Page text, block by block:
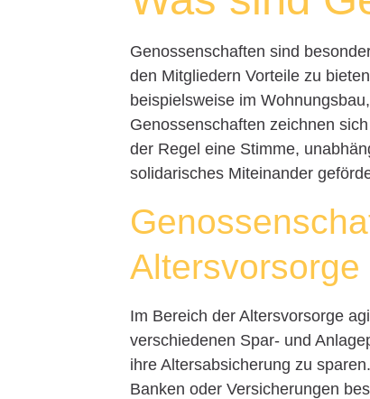
Genossenschaften sind
den Mitgliedern Vorteile zu
beispielsweise im
Genossenschaften zeichnen
der Regel eine Stimme,
solidarisches Miteinander
Altersvorsorge
Im Bereich der Altersvorsorge
verschiedenen Spar- und
ihre Altersabsicherung zu
Banken oder Versicherungen